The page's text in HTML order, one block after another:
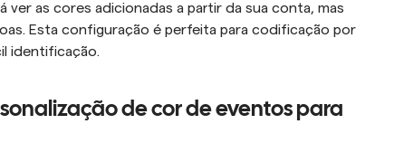
ver as cores adicionadas a partir da sua conta, mas
Esta configuração é perfeita para codificação por
identificação.
de cor de eventos para